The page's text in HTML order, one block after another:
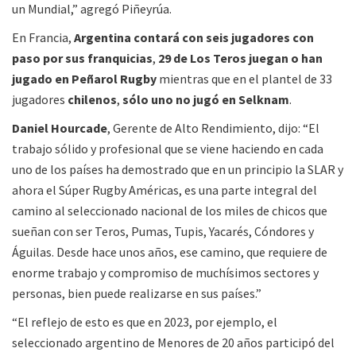
un Mundial,” agregó Piñeyrúa.
En Francia, Argentina contará con seis jugadores con
paso por sus franquicias, 29 de Los Teros juegan o han
jugado en Peñarol Rugby mientras que en el plantel de 33
jugadores chilenos, sólo uno no jugó en Selknam.
Daniel Hourcade, Gerente de Alto Rendimiento, dijo: “El
trabajo sólido y profesional que se viene haciendo en cada
uno de los países ha demostrado que en un principio la SLAR y
ahora el Súper Rugby Américas, es una parte integral del
camino al seleccionado nacional de los miles de chicos que
sueñan con ser Teros, Pumas, Tupis, Yacarés, Cóndores y
Águilas. Desde hace unos años, ese camino, que requiere de
enorme trabajo y compromiso de muchísimos sectores y
personas, bien puede realizarse en sus países.”
“El reflejo de esto es que en 2023, por ejemplo, el
seleccionado argentino de Menores de 20 años participó del